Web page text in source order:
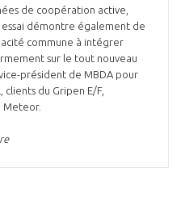
de coopération active,
démontre également de
commune à intégrer
sur le tout nouveau
président de MBDA pour
clients du Gripen E/F,
Meteor.